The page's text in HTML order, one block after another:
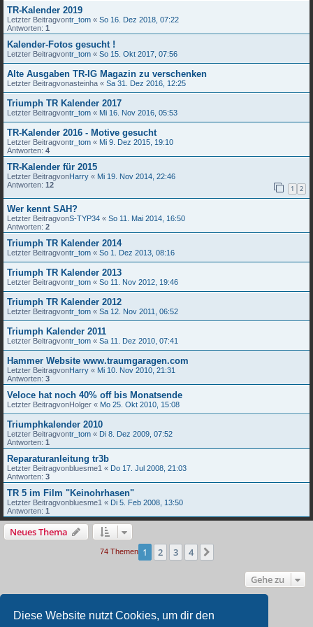
Diese Website nutzt Cookies, um dir den
TR-Kalender 2019
Letzter Beitragvontr_tom « So 16. Dez 2018, 07:22
Antworten: 1
Kalender-Fotos gesucht !
Letzter Beitragvontr_tom « So 15. Okt 2017, 07:56
Alte Ausgaben TR-IG Magazin zu verschenken
Letzter Beitragvonasteinha « Sa 31. Dez 2016, 12:25
Triumph TR Kalender 2017
Letzter Beitragvontr_tom « Mi 16. Nov 2016, 05:53
TR-Kalender 2016 - Motive gesucht
Letzter Beitragvontr_tom « Mi 9. Dez 2015, 19:10
Antworten: 4
TR-Kalender für 2015
Letzter BeitragvonHarry « Mi 19. Nov 2014, 22:46
Antworten: 12 1 2
Wer kennt SAH?
Letzter BeitragvonS-TYP34 « So 11. Mai 2014, 16:50
Antworten: 2
Triumph TR Kalender 2014
Letzter Beitragvontr_tom « So 1. Dez 2013, 08:16
Triumph TR Kalender 2013
Letzter Beitragvontr_tom « So 11. Nov 2012, 19:46
Triumph TR Kalender 2012
Letzter Beitragvontr_tom « Sa 12. Nov 2011, 06:52
Triumph Kalender 2011
Letzter Beitragvontr_tom « Sa 11. Dez 2010, 07:41
Hammer Website www.traumgaragen.com
Letzter BeitragvonHarry « Mi 10. Nov 2010, 21:31
Antworten: 3
Veloce hat noch 40% off bis Monatsende
Letzter BeitragvonHolger « Mo 25. Okt 2010, 15:08
Triumphkalender 2010
Letzter Beitragvontr_tom « Di 8. Dez 2009, 07:52
Antworten: 1
Reparaturanleitung tr3b
Letzter Beitragvonbluesme1 « Do 17. Jul 2008, 21:03
Antworten: 3
TR 5 im Film "Keinohrhasen"
Letzter Beitragvonbluesme1 « Di 5. Feb 2008, 13:50
Antworten: 1
Neues Thema
74 Themen 1 2 3 4
Gehe zu
BERECHTIGUNGEN IN DIESEM FORUM
neuen Themen in diesem Forum erstellen.